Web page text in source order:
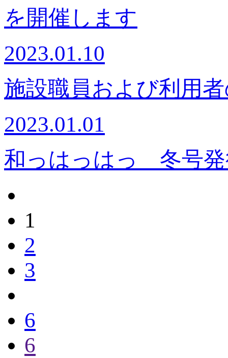
を開催します
2023.01.10
施設職員および利用
2023.01.01
和っはっはっ 冬号
1
2
3
6
6